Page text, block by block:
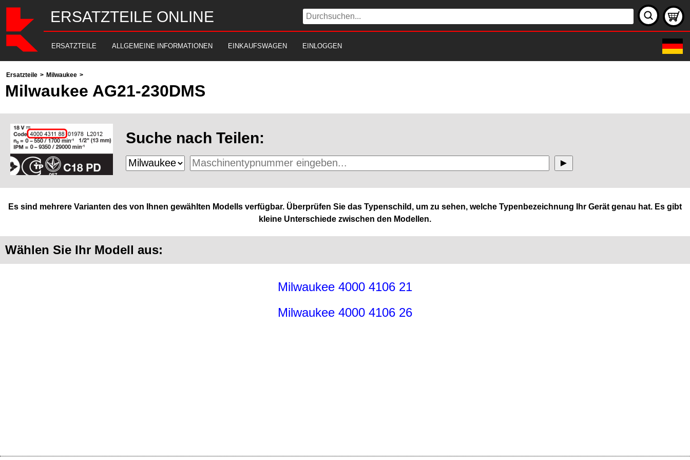
ERSATZTEILE ONLINE
ERSATZTEILE ALLGEMEINE INFORMATIONEN EINKAUFSWAGEN EINLOGGEN
Ersatzteile > Milwaukee >
Milwaukee AG21-230DMS
Suche nach Teilen:
Es sind mehrere Varianten des von Ihnen gewählten Modells verfügbar. Überprüfen Sie das Typenschild, um zu sehen, welche Typenbezeichnung Ihr Gerät genau hat. Es gibt
kleine Unterschiede zwischen den Modellen.
Wählen Sie Ihr Modell aus:
Milwaukee 4000 4106 21
Milwaukee 4000 4106 26